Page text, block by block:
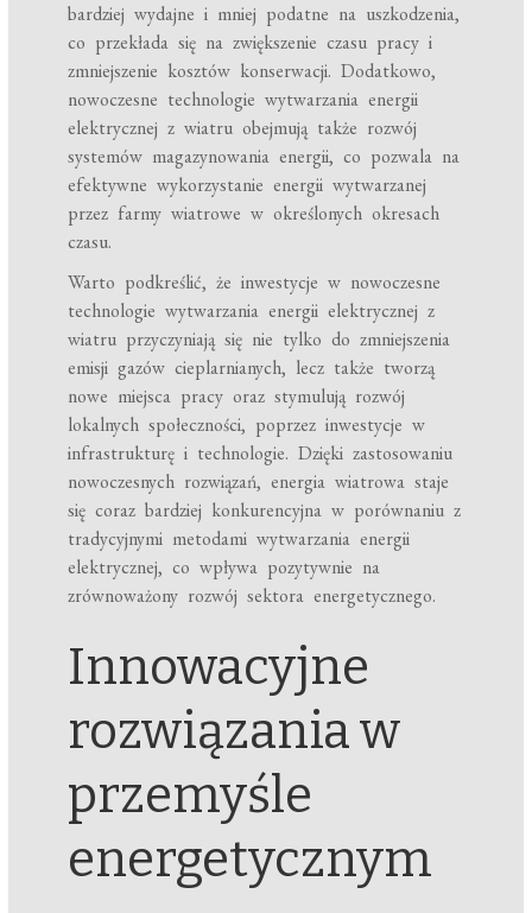
bardziej wydajne i mniej podatne na uszkodzenia,
co przekłada się na zwiększenie czasu pracy i
zmniejszenie kosztów konserwacji. Dodatkowo,
nowoczesne technologie wytwarzania energii
elektrycznej z wiatru obejmują także rozwój
systemów magazynowania energii, co pozwala na
efektywne wykorzystanie energii wytwarzanej
przez farmy wiatrowe w określonych okresach
czasu.
Warto podkreślić, że inwestycje w nowoczesne
technologie wytwarzania energii elektrycznej z
wiatru przyczyniają się nie tylko do zmniejszenia
emisji gazów cieplarnianych, lecz także tworzą
nowe miejsca pracy oraz stymulują rozwój
lokalnych społeczności, poprzez inwestycje w
infrastrukturę i technologie. Dzięki zastosowaniu
nowoczesnych rozwiązań, energia wiatrowa staje
się coraz bardziej konkurencyjna w porównaniu z
tradycyjnymi metodami wytwarzania energii
elektrycznej, co wpływa pozytywnie na
zrównoważony rozwój sektora energetycznego.
Innowacyjne
rozwiązania w
przemyśle
energetycznym